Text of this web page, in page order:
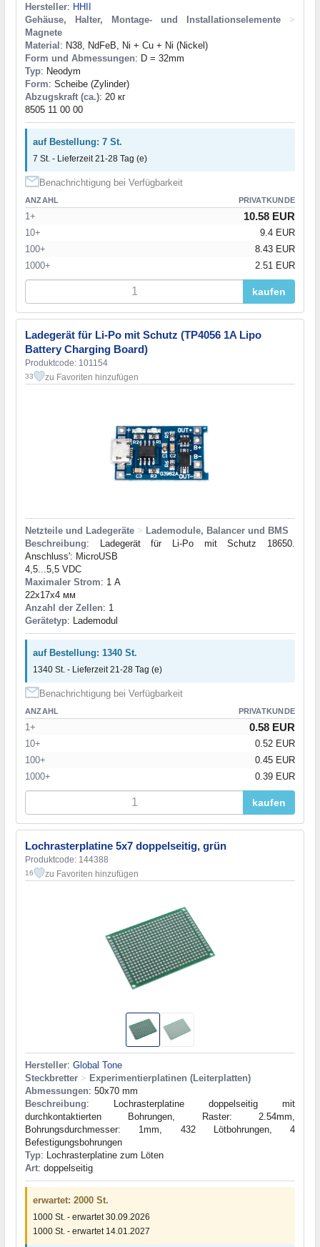
Hersteller: HHII
Gehäuse, Halter, Montage- und Installationselemente
>
Magnete
Material: N38, NdFeB, Ni + Cu + Ni (Nickel)
Form und Abmessungen: D = 32mm
Typ: Neodym
Form: Scheibe (Zylinder)
Abzugskraft (ca.): 20 кг
8505 11 00 00
auf Bestellung: 7 St.
7 St. - Lieferzeit 21-28 Tag (e)
Benachrichtigung bei Verfügbarkeit
ANZAHL PRIVATKUNDE
1+ 10.58 EUR
10+
9.4 EUR
100+
8.43 EUR
1000+
2.51 EUR
kaufen
Ladegerät für Li-Po mit Schutz (TP4056 1A Lipo
Battery Charging Board)
Produktcode: 101154
33 zu Favoriten hinzufügen
Netzteile und Ladegeräte > Lademodule, Balancer und BMS
Beschreibung: Ladegerät für Li-Po mit Schutz 18650.
Anschluss': MicroUSB
4,5...5,5 VDC
Maximaler Strom: 1 А
22x17x4 мм
Anzahl der Zellen: 1
Gerätetyp: Lademodul
auf Bestellung: 1340 St.
1340 St. - Lieferzeit 21-28 Tag (e)
Benachrichtigung bei Verfügbarkeit
ANZAHL PRIVATKUNDE
1+ 0.58 EUR
10+
0.52 EUR
100+
0.45 EUR
1000+
0.39 EUR
kaufen
Lochrasterplatine 5x7 doppelseitig, grün
Produktcode: 144388
16 zu Favoriten hinzufügen
Hersteller: Global Tone
Steckbretter > Experimentierplatinen (Leiterplatten)
Abmessungen: 50x70 mm
Beschreibung: Lochrasterplatine doppelseitig mit
durchkontaktierten Bohrungen, Raster: 2.54mm,
Bohrungsdurchmesser: 1mm, 432 Lötbohrungen, 4
Befestigungsbohrungen
Typ: Lochrasterplatine zum Löten
Art: doppelseitig
erwartet: 2000 St.
1000 St. - erwartet 30.09.2026
1000 St. - erwartet 14.01.2027